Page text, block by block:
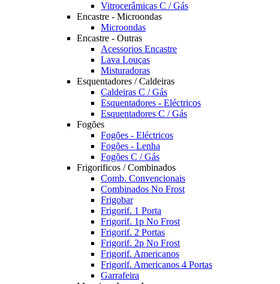
Vitrocerâmicas C / Gás
Encastre - Microondas
Microondas
Encastre - Outras
Acessorios Encastre
Lava Louças
Misturadoras
Esquentadores / Caldeiras
Caldeiras C / Gás
Esquentadores - Eléctricos
Esquentadores C / Gás
Fogões
Fogões - Eléctricos
Fogões - Lenha
Fogões C / Gás
Frigorificos / Combinados
Comb. Convencionais
Combinados No Frost
Frigobar
Frigorif. 1 Porta
Frigorif. 1p No Frost
Frigorif. 2 Portas
Frigorif. 2p No Frost
Frigorif. Americanos
Frigorif. Americanos 4 Portas
Garrafeira